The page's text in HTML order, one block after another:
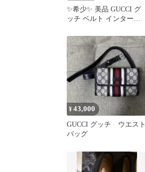
✨希少✨ 美品 GUCCI グ
ッチ ベルト インターロ
¥43,000
GUCCI グッチ ウエスト
バッグ